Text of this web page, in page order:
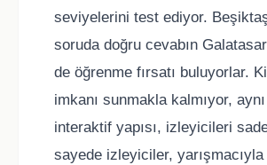
seviyelerini test ediyor.
soruda doğru cevabın
de öğrenme fırsatı buluyorlar.
imkanı sunmakla kalmıyor,
interaktif yapısı, izleyicileri
sayede izleyiciler,